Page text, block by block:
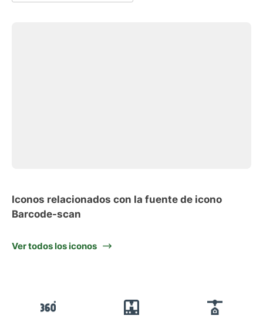
Iconos relacionados con la fuente de icono
Barcode-scan
Ver todos los iconos